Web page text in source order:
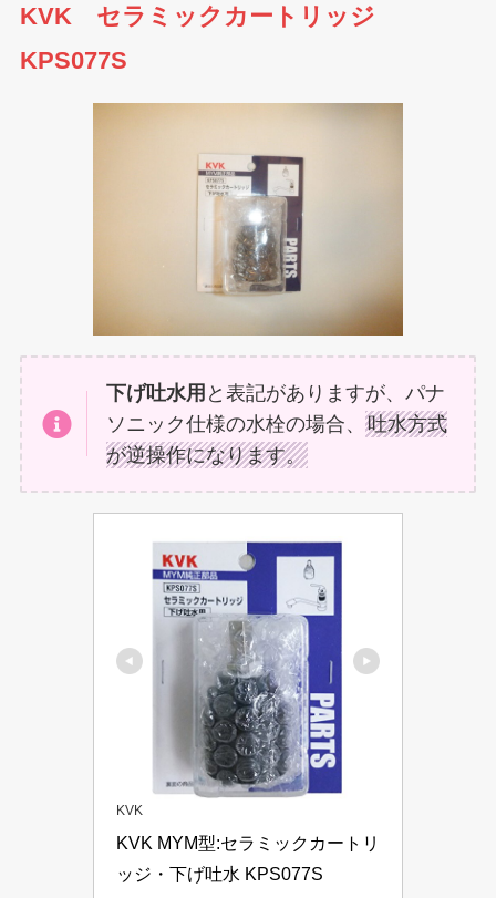
KVK セラミックカートリッジ
KPS077S
下げ吐水用 と表記がありますが、パナ
ソニック仕様の水栓の場合、吐水方式
が逆操作になります。
KVK
KVK MYM型:セラミックカートリ
ッジ・下げ吐水 KPS077S